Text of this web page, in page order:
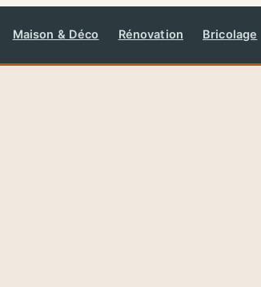
Maison & Déco Rénovation Bricolage